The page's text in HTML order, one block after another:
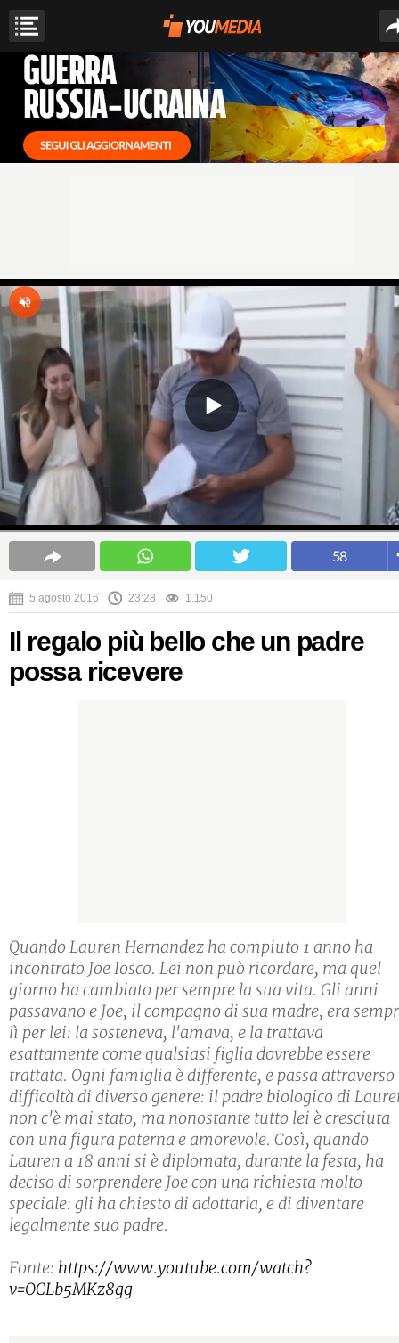
58
5 agosto 2016 23:28 1.150
Il regalo più bello che un padre
possa ricevere
Quando Lauren Hernandez ha compiuto 1 anno ha
incontrato Joe Iosco. Lei non può ricordare, ma quel
giorno ha cambiato per sempre la sua vita. Gli anni
passavano e Joe, il compagno di sua madre, era
lì per lei: la sosteneva, l'amava, e la trattava
esattamente come qualsiasi figlia dovrebbe essere
trattata. Ogni famiglia è differente, e passa attraverso
difficoltà di diverso genere: il padre biologico di
non c'è mai stato, ma nonostante tutto lei è cresciuta
con una figura paterna e amorevole. Così, quando
Lauren a 18 anni si è diplomata, durante la festa, ha
deciso di sorprendere Joe con una richiesta molto
speciale: gli ha chiesto di adottarla, e di diventare
legalmente suo padre.
Fonte: https://www.youtube.com/watch?
v=OCLb5MKz8gg